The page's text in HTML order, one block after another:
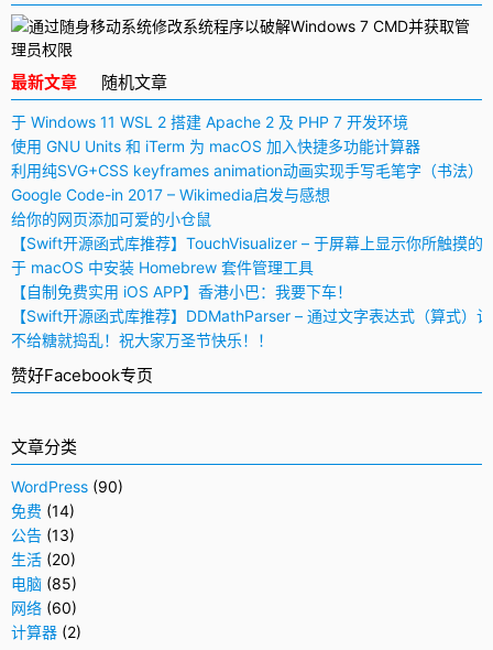
最新文章 随机文章
于 Windows 11 WSL 2 搭建 Apache 2 及 PHP 7 开发环境
使用 GNU Units 和 iTerm 为 macOS 加入快捷多功能计算器
利用纯SVG+CSS keyframes animation动画实现手写毛笔字（书法）
Google Code-in 2017 – Wikimedia启发与感想
给你的网页添加可爱的小仓鼠
【Swift开源函式库推荐】TouchVisualizer – 于屏幕上显示你所触摸的
于 macOS 中安装 Homebrew 套件管理工具
【自制免费实用 iOS APP】香港小巴：我要下车！
【Swift开源函式库推荐】DDMathParser – 通过文字表达式（算式）
不给糖就捣乱！祝大家万圣节快乐！！
赞好Facebook专页
文章分类
WordPress (90)
免费 (14)
公告 (13)
生活 (20)
电脑 (85)
网络 (60)
计算器 (2)